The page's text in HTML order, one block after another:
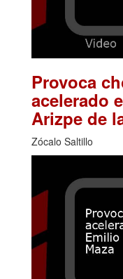
Provoca
acelerado
Arizpe de
Zócalo Saltillo